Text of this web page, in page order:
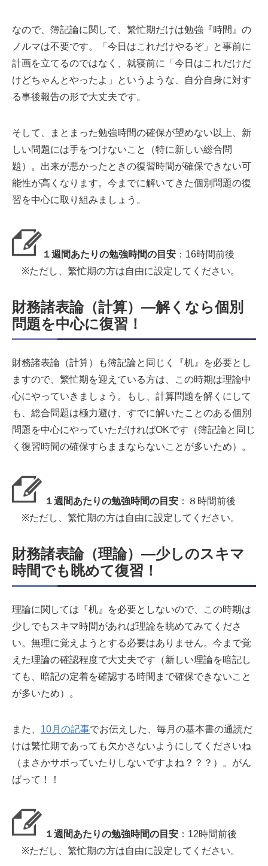
なので、簿記論に関して、繁忙期だけは勉強『時間』の
ノルマは不要です。「今日はこれだけやるぞ」と事前に
計画を立てるのではなく、就寝前に「今日はこれだけだ
けどちゃんとやったよ」というような、自分自身に対す
る事後報告の形で大丈夫です。
そして、まとまった勉強時間の確保が望めない以上、新
しい問題には手をつけないこと（特に新しい総合問
題）。出来が悪かったときの復習時間が確保できない可
能性が高くなります。今までに解いてきた個別問題の復
習を中心に取り組みましょう。
１週間あたりの勉強時間の目安 ：16時間前後
※ただし、繁忙期の方は自由に設定してください。
財務諸表論（計算）―解くなら個別
問題を中心に復習！
財務諸表論（計算）も簿記論と同じく『机』を必要とし
ますので、繁忙期を迎えている方は、この時期は理論中
心にやっていきましょう。もし、計算問題を解くにして
も、総合問題は極力避け、すでに解いたことのある個別
問題を中心にやっていただければOKです（簿記論と同じ
く復習時間の確保すらままならないことが多いため）。
１週間あたりの勉強時間の目安 ：８時間前後
※ただし、繁忙期の方は自由に設定してください。
財務諸表論（理論）―少しのスキマ
時間でも眺めて復習！
理論に関しては『机』を必要としないので、この時期は
少しでもスキマ時間があれば理論を眺めてみてくださ
い。無理に覚えようとする必要はありません。今まで覚
えた理論の確認程度で大丈夫です（新しい理論を暗記し
ても、暗記の定着を確認する時間まで確保できないこと
が多いため）。
また、 10月の記事でお伝えした、毎月の基本書の通読だ
けは繁忙期であっても欠かさないようにしてくださいね
（まさかサボっていたりしないですよね？？？）。がん
ばって！！
１週間あたりの勉強時間の目安 ：12時間前後
※ただし、繁忙期の方は自由に設定してください。